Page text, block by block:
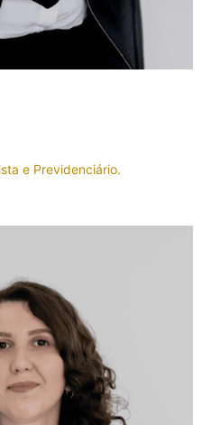
e Previdenciário.